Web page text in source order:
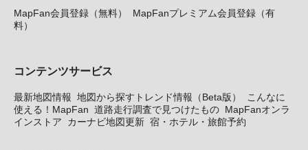
MapFan会員登録（無料）
MapFanプレミアム会員登録（有
料）
コンテンツサービス
最新地図情報 地図から探すトレンド情報（Beta版）
こんなに
使える！MapFan 道路走行調査で見つけたもの MapFanオンラ
インストア
カーナビ地図更新 宿・ホテル・旅館予約